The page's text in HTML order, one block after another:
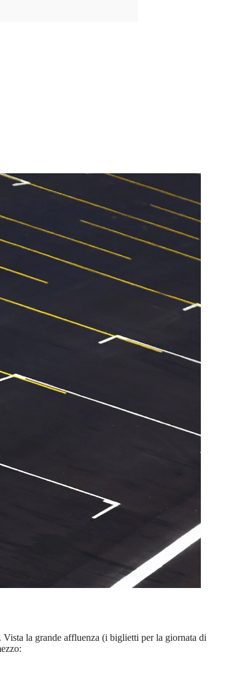
la grande affluenza (i biglietti per la giornata di